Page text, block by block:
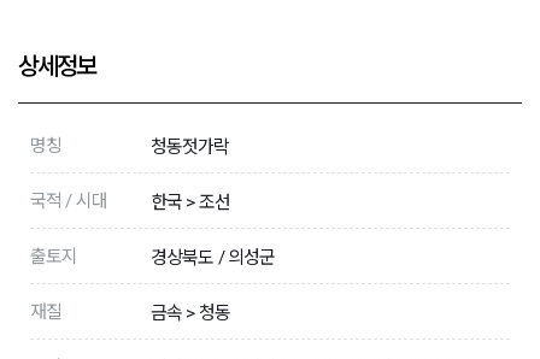
상세정보
명칭 청동젓가락
국적 / 시대 한국 > 조선
출토지 경상북도 / 의성군
재질 금속 > 청동